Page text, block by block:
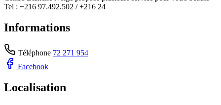
Tel : +216 97.492.502 / +216 24
Informations
Téléphone 72 271 954
Facebook
Localisation